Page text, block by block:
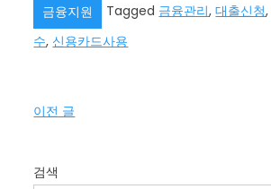
금융지원 Tagged 금융관리,대출신청,
수, 신용카드사용
글
이전 글
검색